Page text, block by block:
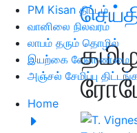
PM Kisan திட்டம்
வானிலை நிலவரம்
லாபம் தரும் தொழில்
இயற்கை வேளாண்மை
அஞ்சல் சேமிப்பு
Home